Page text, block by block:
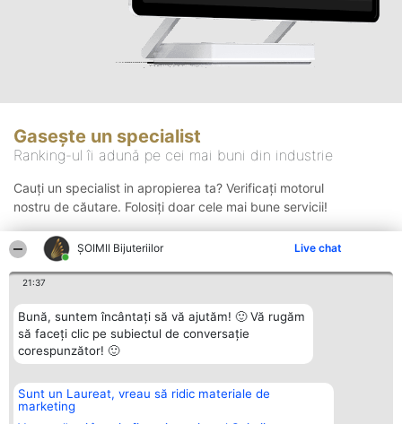
ŞOIMII Bijuteriilor Live chat
21:37
Bună, suntem încântați să vă ajutăm! 🙂 Vă rugăm
să faceți clic pe subiectul de conversație
corespunzător! 🙂
Sunt un Laureat, vreau să ridic materiale de
marketing
Gasește un specialist
Ranking-ul îi adună pe cei mai buni din industrie
Cauți un specialist in apropierea ta? Verificați motorul
nostru de căutare. Folosiți doar cele mai bune servicii!
Organizator Ranking
BRIGHT SOLUTIONS BR SRL
Aleea Timisul De Sus 2 Bl. A30
Plebiscyt
Lista Tuturor
Contact